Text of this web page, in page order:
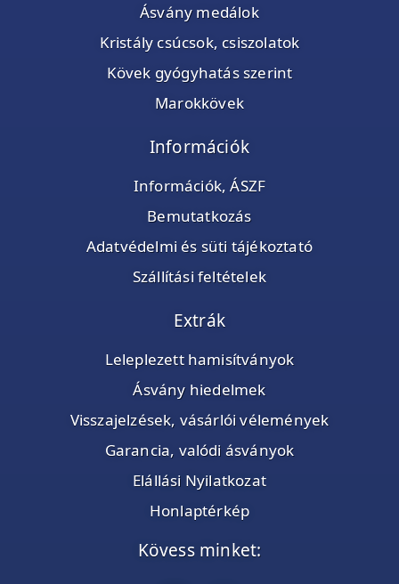
Ásvány medálok
Kristály csúcsok, csiszolatok
Kövek gyógyhatás szerint
Marokkövek
Információk
Információk, ÁSZF
Bemutatkozás
Adatvédelmi és süti tájékoztató
Szállítási feltételek
Extrák
Leleplezett hamisítványok
Ásvány hiedelmek
Visszajelzések, vásárlói vélemények
Garancia, valódi ásványok
Elállási Nyilatkozat
Honlaptérkép
Kövess minket: